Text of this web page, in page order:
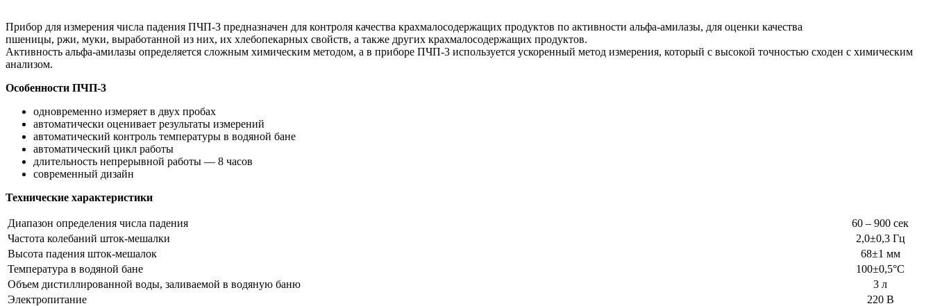
Прибор для измерения числа падения ПЧП-3 предназначен для контроля качества крахмалосодержащих продуктов по активности альфа-амилазы, для оценки качества
пшеницы, ржи, муки, выработанной из них, их хлебопекарных свойств, а также других крахмалосодержащих продуктов.
Активность альфа-амилазы определяется сложным химическим методом, а в приборе ПЧП-3 используется ускоренный метод измерения, который с высокой точностью сходен с химическим
анализом.
Особенности ПЧП-3
одновременно измеряет в двух пробах
автоматически оценивает результаты измерений
автоматический контроль температуры в водяной бане
автоматический цикл работы
длительность непрерывной работы — 8 часов
современный дизайн
Технические характеристики
Диапазон определения числа падения
60 – 900 сек
Частота колебаний шток-мешалки
2,0±0,3 Гц
Высота падения шток-мешалок
68±1 мм
Температура в водяной бане
100±0,5°С
Объем дистиллированной воды, заливаемой в водяную баню
3 л
Электропитание
220 В